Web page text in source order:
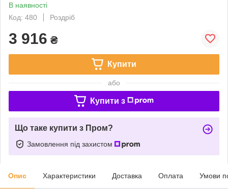
В наявності
Код: 480
Роздріб
3 916 ₴
Купити
або
Купити з
Що таке купити з Пром?
Замовлення під захистом
Опис Характеристики Доставка Оплата Умови